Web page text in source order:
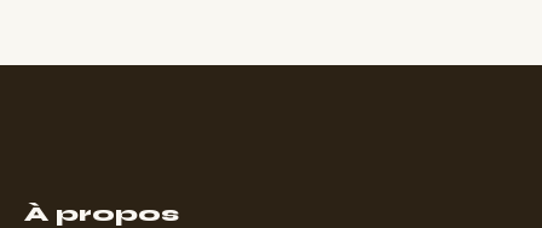
À propos